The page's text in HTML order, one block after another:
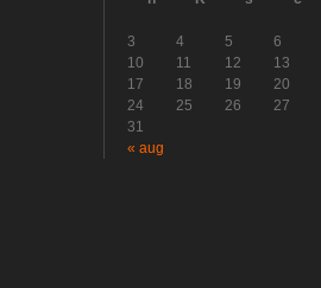
3
4 5 6
10
11 12 13
17
18 19 20
24
25 26 27
31
« aug